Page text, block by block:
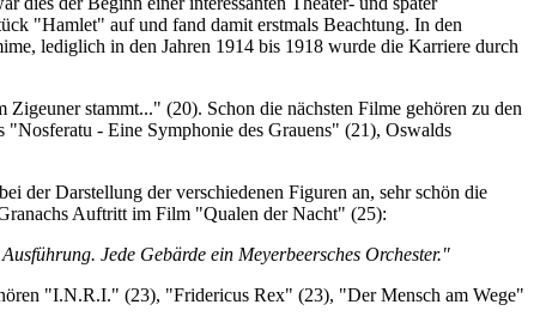
"Hamlet" auf und fand damit erstmals Beachtung. In den
lediglich in den Jahren 1914 bis 1918 wurde die Karriere durch
stammt..." (20). Schon die nächsten Filme gehören zu den
- Eine Symphonie des Grauens" (21), Oswalds
der Darstellung der verschiedenen Figuren an, sehr schön die
Auftritt im Film "Qualen der Nacht" (25):
Jede Gebärde ein Meyerbeersches Orchester."
"I.N.R.I." (23), "Fridericus Rex" (23), "Der Mensch am Wege"